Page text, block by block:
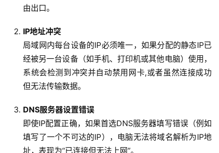
由出口。
IP地址冲突
局域网内每台设备的IP必须唯一，如果分配的静态IP已
经被另一台设备（如手机、打印机或其他电脑）使用，
系统会检测到冲突并自动禁用网卡,或者虽然连接成功
但无法传输数据。
DNS服务器设置错误
即使IP配置正确，如果首选DNS服务器填写错误（例如
填写了一个不可达的IP），电脑无法将域名解析为IP地
址，表现为“已连接但无法上网”。